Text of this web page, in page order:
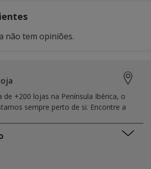
não tem opiniões.
de +200 lojas na Península Ibérica, o
sempre perto de si. Encontre a